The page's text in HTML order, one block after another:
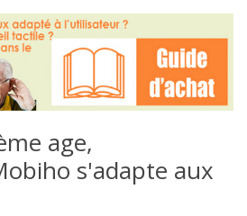
age,
s'adapte aux